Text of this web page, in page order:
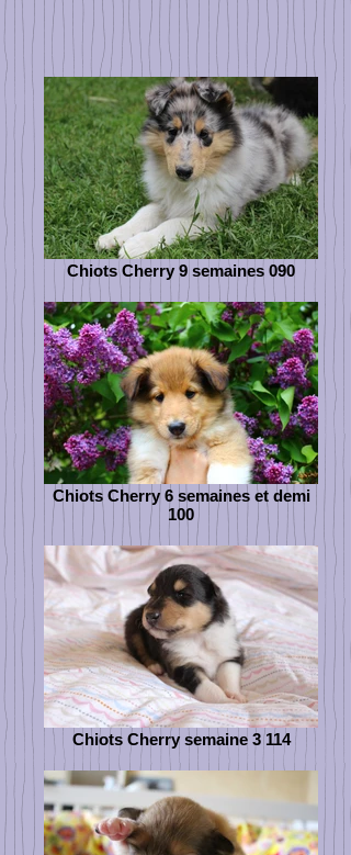
Chiots Cherry 9 semaines 090
Chiots Cherry 6 semaines et demi
100
Chiots Cherry semaine 3 114